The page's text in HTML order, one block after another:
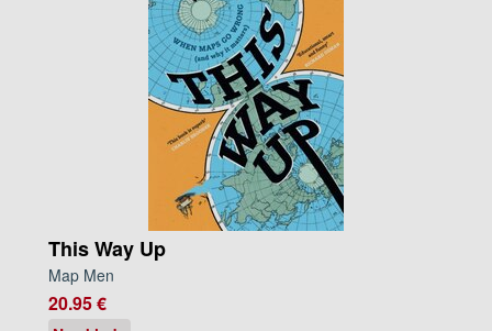
This Way Up
Map Men
20.95 €